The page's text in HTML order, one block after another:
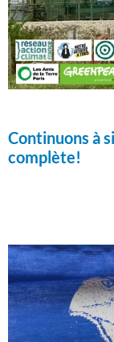
Continuons à
complète!